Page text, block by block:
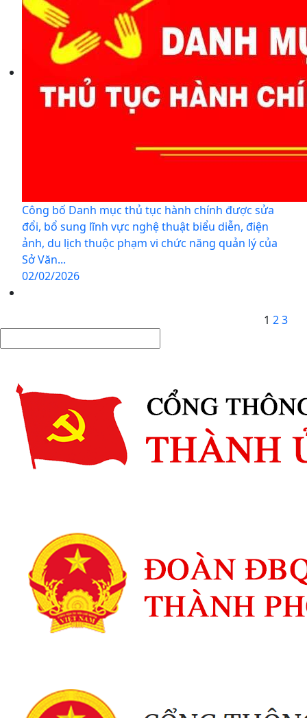
Công bố Danh mục thủ tục hành chính được sửa
đổi, bổ sung lĩnh vực nghệ thuật biểu diễn, điện
ảnh, du lịch thuộc phạm vi chức năng quản lý của
Sở Văn...
02/02/2026
1 23